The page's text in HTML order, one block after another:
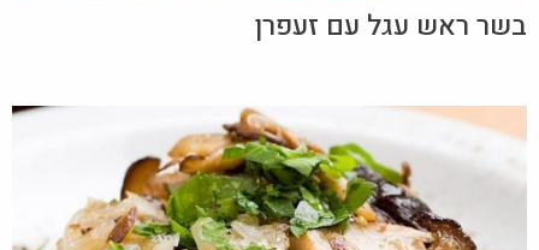
בשר ראש עגל עם זעפרן